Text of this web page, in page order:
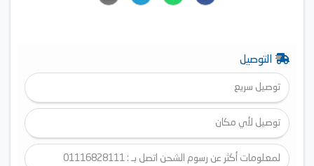
التوصيل
توصيل سريع
توصيل لأي مكان
لمعلومات أكثر عن رسوم الشحن اتصل بـ : 01116828111